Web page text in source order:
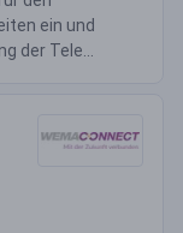
ein und
der Tele...